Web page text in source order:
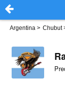
Argentina > Chubut